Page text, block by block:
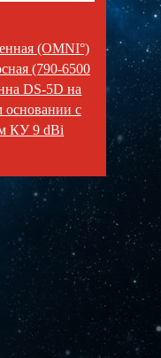
(OMNI°)
(790-6500
DS-5D на
основании с
КУ 9 dBi